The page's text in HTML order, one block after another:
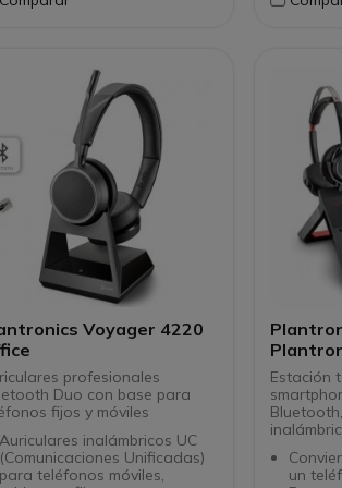
para un alcance máximo
Voyager 4220
profesionales
Duo con base para
fijos y móviles
Auriculares inalámbricos UC
(Comunicaciones Unificadas)
para teléfonos móviles,
UC
Estación
un